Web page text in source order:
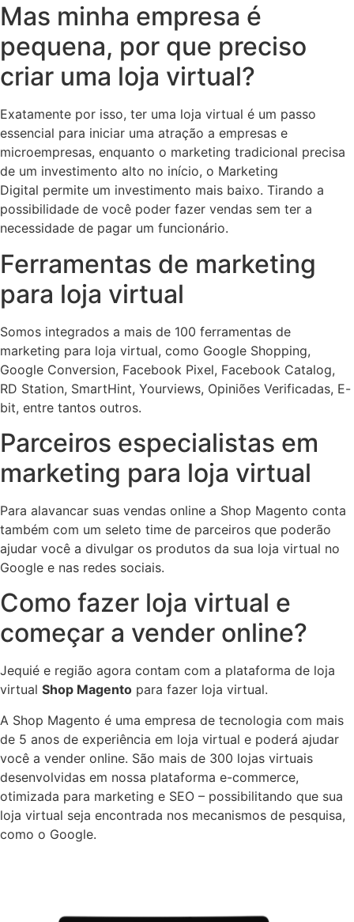
Mas minha empresa é
pequena, por que preciso
criar uma loja virtual?
Exatamente por isso, ter uma loja virtual é um passo
essencial para iniciar uma atração a empresas e
microempresas, enquanto o marketing tradicional precisa
de um investimento alto no início, o Marketing
Digital permite um investimento mais baixo. Tirando a
possibilidade de você poder fazer vendas sem ter a
necessidade de pagar um funcionário.
Ferramentas de marketing
para loja virtual
Somos integrados a mais de 100 ferramentas de
marketing para loja virtual, como Google Shopping,
Google Conversion, Facebook Pixel, Facebook Catalog,
RD Station, SmartHint, Yourviews, Opiniões Verificadas, E-
bit, entre tantos outros.
Parceiros especialistas em
marketing para loja virtual
Para alavancar suas vendas online a Shop Magento conta
também com um seleto time de parceiros que poderão
ajudar você a divulgar os produtos da sua loja virtual no
Google e nas redes sociais.
Como fazer loja virtual e
começar a vender online?
Jequié e região agora contam com a plataforma de loja
virtual Shop Magento para fazer loja virtual.
A Shop Magento é uma empresa de tecnologia com mais
de 5 anos de experiência em loja virtual e poderá ajudar
você a vender online. São mais de 300 lojas virtuais
desenvolvidas em nossa plataforma e-commerce,
otimizada para marketing e SEO – possibilitando que sua
loja virtual seja encontrada nos mecanismos de pesquisa,
como o Google.